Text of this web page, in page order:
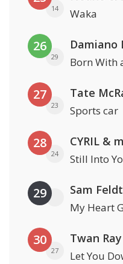
14 Waka
26
29
Damiano
Born With
27
23
Tate
Sports car
28
24
CYRIL &
Still Into
29 Sam
My Heart
30
27
Twan Ray
Let You